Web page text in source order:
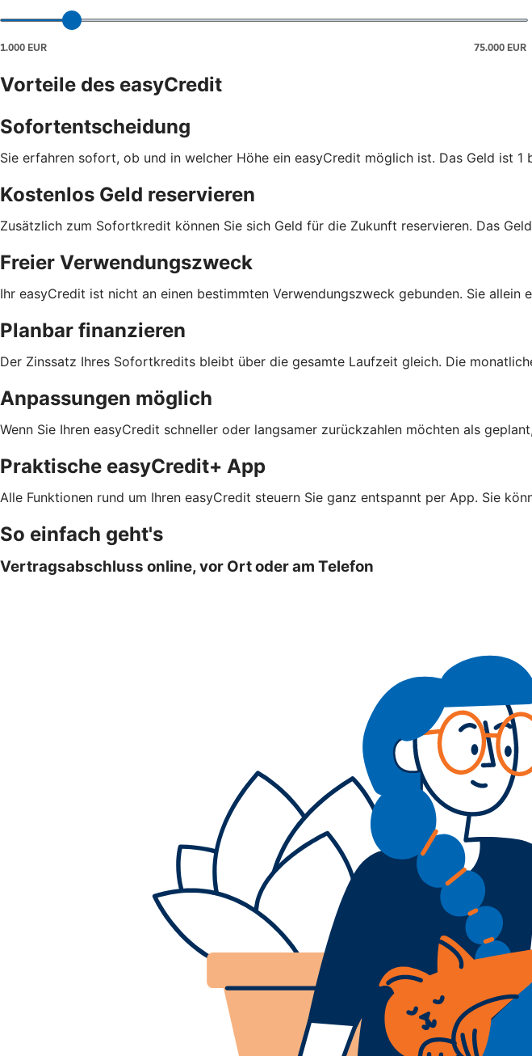
Vorteile des easyCredit
Sofortentscheidung
Sie erfahren sofort, ob und in welcher Höhe ein easyCredit möglich ist. Das Geld ist
Kostenlos Geld reservieren
Zusätzlich zum Sofortkredit können Sie sich Geld für die Zukunft reservieren. Das
Freier Verwendungszweck
Ihr easyCredit ist nicht an einen bestimmten Verwendungszweck gebunden. Sie allein
Planbar finanzieren
Der Zinssatz Ihres Sofortkredits bleibt über die gesamte Laufzeit gleich. Die
Anpassungen möglich
Wenn Sie Ihren easyCredit schneller oder langsamer zurückzahlen möchten als
Praktische easyCredit+ App
Alle Funktionen rund um Ihren easyCredit steuern Sie ganz entspannt per App. Sie
So einfach geht's
Vertragsabschluss online, vor Ort oder am Telefon